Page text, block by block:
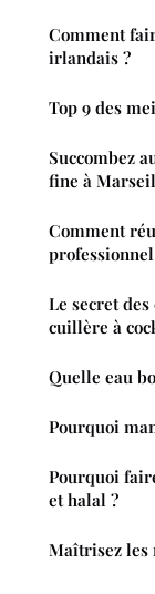
Comment
irlandais ?
Top 9 des
Succombez
fine à
Comment
Le secret
cuillère à
Quelle eau
Pourquoi
Pourquoi
et halal ?
Maîtrisez les